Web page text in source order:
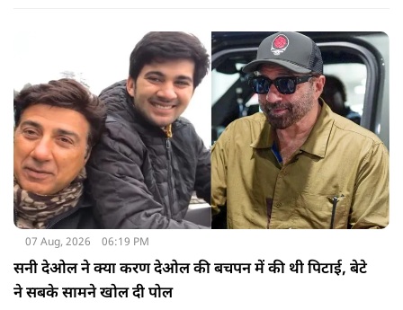
07 Aug, 2026 06:19 PM
सनी देओल ने क्या करण देओल की बचपन में की थी पिटाई, बेटे
ने सबके सामने खोल दी पोल